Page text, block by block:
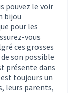
pouvez le voir
bijou
pour les
vous
ces grosses
son possible
présente dans
toujours un
leurs parents,